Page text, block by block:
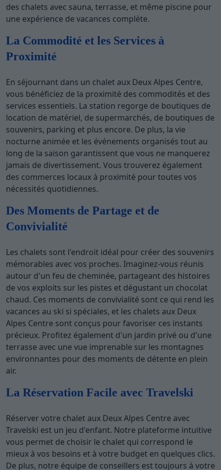
des chalets avec sauna, terrasse, et même piscine pour
une expérience de vacances complète.
La Commodité et les Services à
Proximité
En séjournant dans un chalet aux Deux Alpes Centre,
vous bénéficiez de la proximité des commodités et des
services essentiels. La station regorge de boutiques de
location de matériel, de supermarchés, de boutiques de
souvenirs, parking et plus encore. De plus, la vie
nocturne animée et les événements organisés tout au
long de la saison garantissent que vous ne manquerez
jamais de divertissement. Vous trouverez également
des commerces locaux à proximité pour toutes vos
nécessités quotidiennes.
Des Moments de Partage et de
Convivialité
Les chalets sont l'endroit idéal pour créer des souvenirs
mémorables avec vos proches. Imaginez-vous réunis
autour d'un feu de cheminée, partageant des histoires
de vos exploits sur les pistes et dégustant un chocolat
chaud. Ces moments de convivialité sont ce qui rend les
vacances au ski si spéciales, et les chalets aux Deux
Alpes Centre sont conçus pour favoriser ces instants
précieux. Profitez également d'un jardin privé ou d'une
terrasse avec une vue imprenable sur les montagnes
environnantes pour des moments de détente en plein
air.
La Réservation Facile avec Travelski
Réserver votre chalet aux Deux Alpes Centre avec
Travelski est un jeu d'enfant. Notre plateforme intuitive
vous permet de choisir le chalet qui correspond le
mieux à vos besoins et à votre budget en quelques clics.
De plus, notre équipe de conseillers est toujours à votre